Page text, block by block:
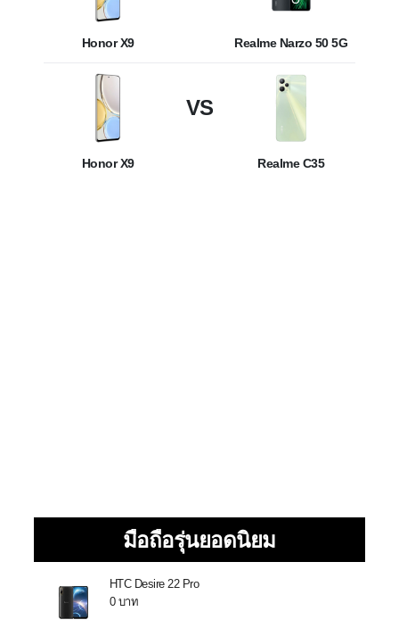
Honor X9 Realme Narzo 50 5G
Honor X9
VS
Realme C35
มือถือรุ่นยอดนิยม
HTC Desire 22 Pro
0 บาท